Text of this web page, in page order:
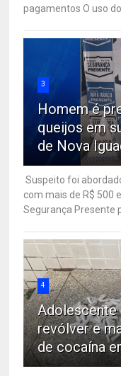
pagamentos O uso do
3
Homem é
queijos em
de Nova
Suspeito foi
com mais de R$ 500
Segurança Presente
4
Adolescente
revólver e
de cocaína